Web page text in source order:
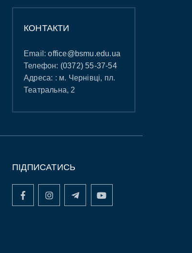
КОНТАКТИ
Email:office@bsmu.edu.ua
Телефон: (0372) 55-37-54
Адреса: : м. Чернівці, пл.
Театральна, 2
ПІДПИСАТИСЬ